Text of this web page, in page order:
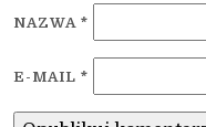
NAZWA *
E-MAIL *